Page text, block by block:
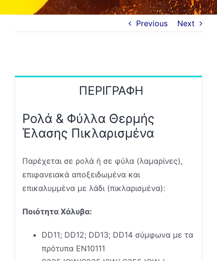
Previous Next
ΠΕΡΙΓΡΑΦΗ
Ρολά & Φύλλα Θερμής
Έλασης Πικλαρισμένα
Παρέχεται σε ρολά ή σε φύλα (λαμαρίνες),
επιφανειακά αποξειδωμένα και
επικαλυμμένα με λάδι (πικλαρισμένα):
Ποιότητα Χάλυβα:
DD11; DD12; DD13; DD14 σύμφωνα με τα
πρότυπα ΕΝ10111